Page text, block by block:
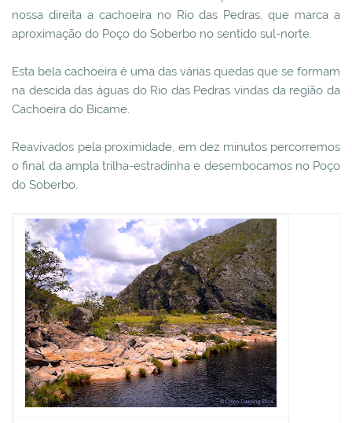
nossa direita a cachoeira no Rio das Pedras, que marca a
aproximação do Poço do Soberbo no sentido sul-norte.
Esta bela cachoeira é uma das várias quedas que se formam
na descida das águas do Rio das Pedras vindas da região da
Cachoeira do Bicame.
Reavivados pela proximidade, em dez minutos percorremos
o final da ampla trilha-estradinha e desembocamos no Poço
do Soberbo.